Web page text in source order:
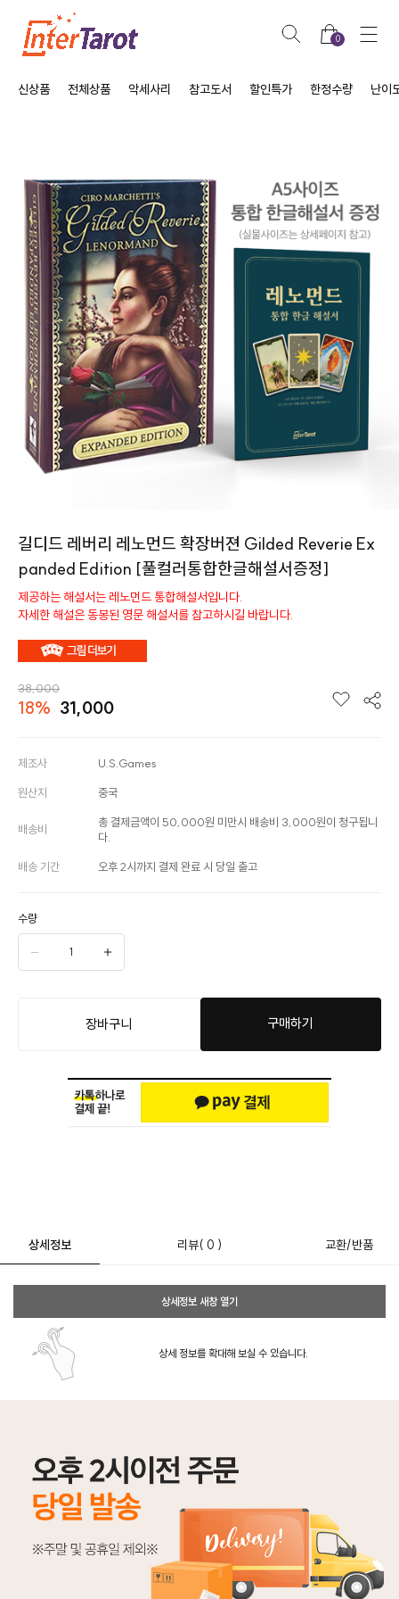
0
신상품 전체상품 악세사리 참고도서 할인특가 한정수량 난이
길디드 레버리 레노먼드 확장버젼 Gilded Reverie Ex
panded Edition [풀컬러통합한글해설서증정]
제공하는 해설서는 레노먼드 통합해설서입니다.
자세한 해설은 동봉된 영문 해설서를 참고하시길 바랍니다.
38,000
18% 31,000
제조사 U.S.Games
원산지 중국
배송비
총 결제금액이 50,000원 미만시 배송비 3,000원이 청구됩니
다.
배송 기간 오후 2시까지 결제 완료 시 당일 출고
수량
장바구니 구매하기
상세정보 리뷰( 0 ) 교환/반품
상세정보 새창 열기
상세 정보를 확대해 보실 수 있습니다.